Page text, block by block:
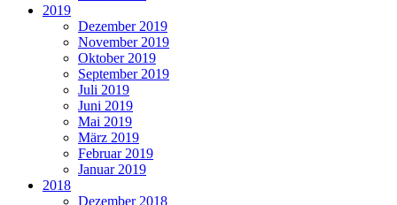
2019
Dezember 2019
November 2019
Oktober 2019
September 2019
Juli 2019
Juni 2019
Mai 2019
März 2019
Februar 2019
Januar 2019
2018
Dezember 2018